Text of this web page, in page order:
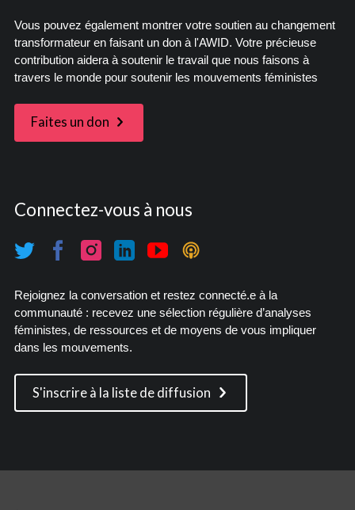
Vous pouvez également montrer votre soutien au changement
transformateur en faisant un don à l'AWID. Votre précieuse
contribution aidera à soutenir le travail que nous faisons à
travers le monde pour soutenir les mouvements féministes
Faites un don
Connectez-vous à nous
Rejoignez la conversation et restez connecté.e à la
communauté : recevez une sélection régulière d’analyses
féministes, de ressources et de moyens de vous impliquer
dans les mouvements.
S'inscrire à la liste de diffusion